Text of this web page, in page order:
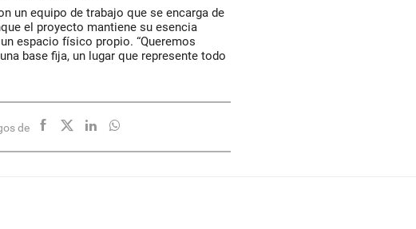
un equipo de trabajo que se encarga de
el proyecto mantiene su esencia
espacio físico propio. “Queremos
base fija, un lugar que represente todo
de